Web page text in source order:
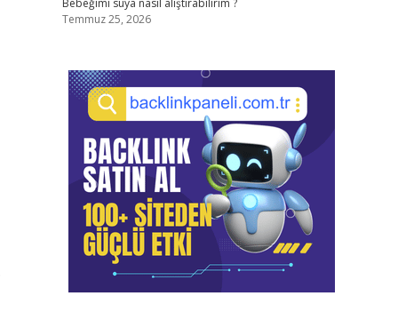
Bebeğimi suya nasıl alıştırabilirim ?
Temmuz 25, 2026